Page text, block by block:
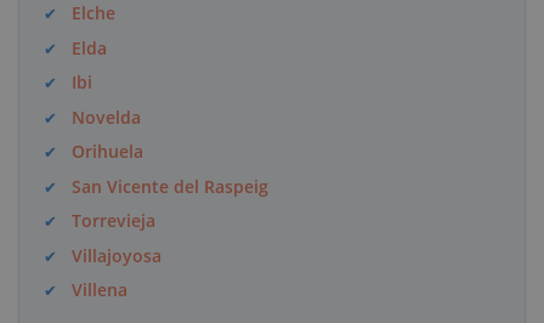
Elche
Elda
Ibi
Novelda
Orihuela
San Vicente del Raspeig
Torrevieja
Villajoyosa
Villena